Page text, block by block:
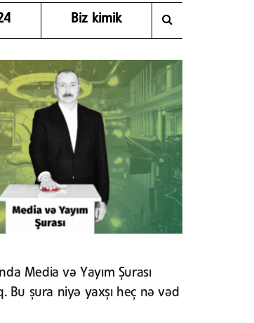
Biz kimik
Media və Yayım Şurası
Bu şura niyə yaxşı heç nə vəd